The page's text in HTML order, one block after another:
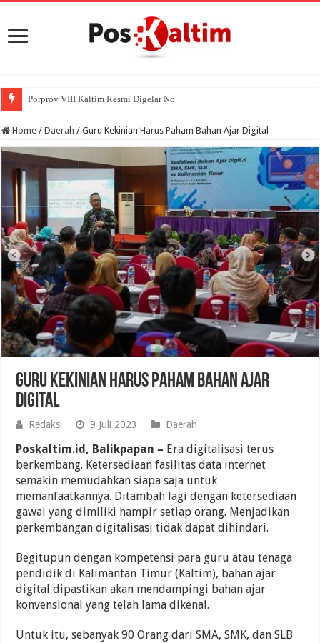
Porprov VIII Kaltim Resmi Digelar November 2026 di Pas
Home / Daerah / Guru Kekinian Harus Paham Bahan Ajar Digital
Guru Kekinian Harus Paham Bahan Ajar
Digital
Redaksi 9 Juli 2023 Daerah
Poskaltim.id, Balikpapan – Era digitalisasi terus
berkembang. Ketersediaan fasilitas data internet
semakin memudahkan siapa saja untuk
memanfaatkannya. Ditambah lagi dengan ketersediaan
gawai yang dimiliki hampir setiap orang. Menjadikan
perkembangan digitalisasi tidak dapat dihindari.
Begitupun dengan kompetensi para guru atau tenaga
pendidik di Kalimantan Timur (Kaltim), bahan ajar
digital dipastikan akan mendampingi bahan ajar
konvensional yang telah lama dikenal.
Untuk itu, sebanyak 90 Orang dari SMA, SMK, dan SLB